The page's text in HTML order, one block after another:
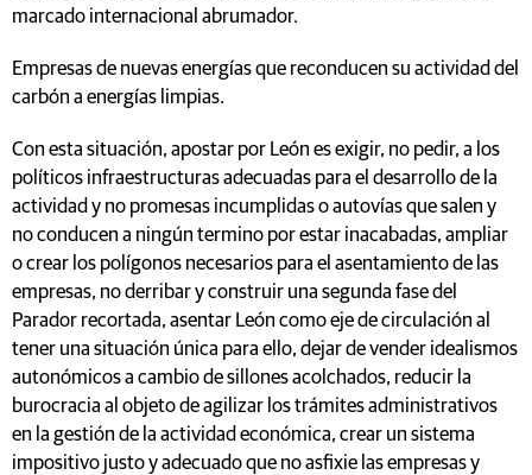
marcado internacional abrumador.
Empresas de nuevas energías que reconducen su actividad del
carbón a energías limpias.
Con esta situación, apostar por León es exigir, no pedir, a los
políticos infraestructuras adecuadas para el desarrollo de la
actividad y no promesas incumplidas o autovías que salen y
no conducen a ningún termino por estar inacabadas, ampliar
o crear los polígonos necesarios para el asentamiento de las
empresas, no derribar y construir una segunda fase del
Parador recortada, asentar León como eje de circulación al
tener una situación única para ello, dejar de vender idealismos
autonómicos a cambio de sillones acolchados, reducir la
burocracia al objeto de agilizar los trámites administrativos
en la gestión de la actividad económica, crear un sistema
impositivo justo y adecuado que no asfixie las empresas y